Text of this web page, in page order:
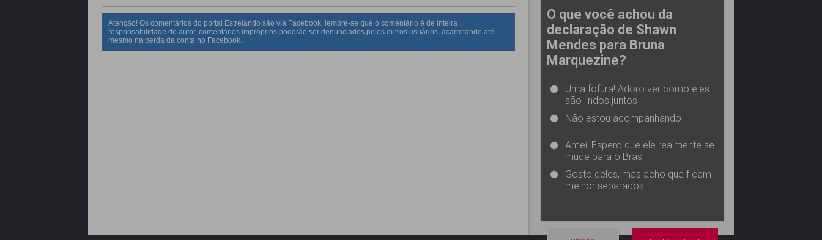
Atenção! Os comentários do portal Estrelando são via Facebook, lembre-se que o comentário é de inteira
responsabilidade do autor, comentários impróprios poderão ser denunciados pelos outros usuários, acarretando até
mesmo na perda da conta no Facebook.
O que você achou da
declaração de Shawn
Mendes para Bruna
Marquezine?
Uma fofura! Adoro ver como eles
são lindos juntos
Não estou acompanhando
Amei! Espero que ele realmente se
mude para o Brasil
Gosto deles, mas acho que ficam
melhor separados